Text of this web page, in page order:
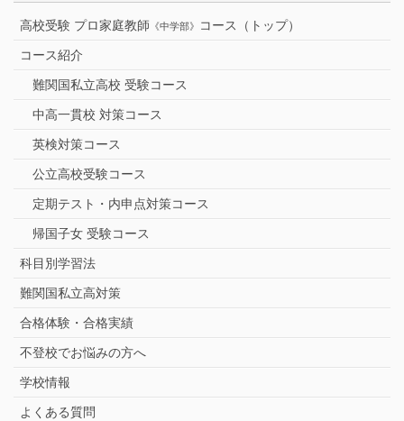
高校受験 プロ家庭教師 《中学部》 コース（トップ）
コース紹介
難関国私立高校 受験コース
中高一貫校 対策コース
英検対策コース
公立高校受験コース
定期テスト・内申点対策コース
帰国子女 受験コース
科目別学習法
難関国私立高対策
合格体験・合格実績
不登校でお悩みの方へ
学校情報
よくある質問